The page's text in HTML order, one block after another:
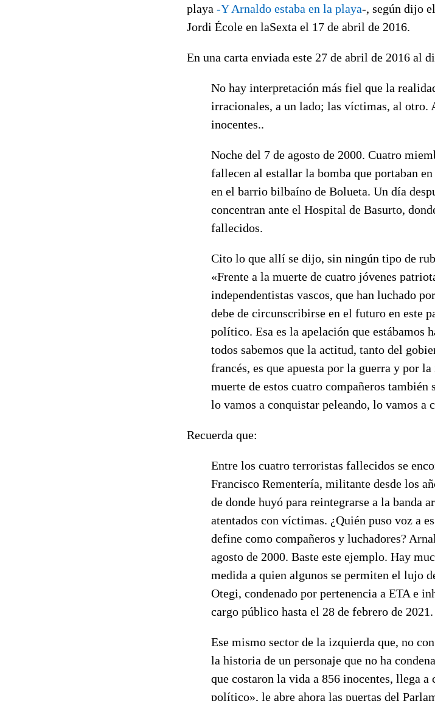
playa -Y Arnaldo estaba en la playa-, según dijo
Jordi École en laSexta el 17 de abril de 2016.
En una carta enviada este 27 de abril de 2016 al
No hay interpretación más fiel que la
irracionales, a un lado; las víctimas, al otro.
inocentes..
Noche del 7 de agosto de 2000. Cuatro
fallecen al estallar la bomba que portaban
en el barrio bilbaíno de Bolueta. Un día
concentran ante el Hospital de Basurto,
fallecidos.
Cito lo que allí se dijo, sin ningún tipo de
«Frente a la muerte de cuatro jóvenes
independentistas vascos, que han luchado
debe de circunscribirse en el futuro en este
político. Esa es la apelación que estábamos
todos sabemos que la actitud, tanto del
francés, es que apuesta por la guerra y por
muerte de estos cuatro compañeros
lo vamos a conquistar peleando, lo vamos a
Recuerda que:
Entre los cuatro terroristas fallecidos se
Francisco Rementería, militante desde los
de donde huyó para reintegrarse a la banda
atentados con víctimas. ¿Quién puso voz a
define como compañeros y luchadores?
agosto de 2000. Baste este ejemplo. Hay
medida a quien algunos se permiten el lujo
Otegi, condenado por pertenencia a ETA e
cargo público hasta el 28 de febrero de 2021.
Ese mismo sector de la izquierda que, no
la historia de un personaje que no ha
que costaron la vida a 856 inocentes, llega
político», le abre ahora las puertas del